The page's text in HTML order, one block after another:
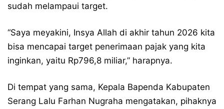
sudah melampaui target.
“Saya meyakini, Insya Allah di akhir tahun 2026 kita
bisa mencapai target penerimaan pajak yang kita
inginkan, yaitu Rp796,8 miliar,” harapnya.
Di tempat yang sama, Kepala Bapenda Kabupaten
Serang Lalu Farhan Nugraha mengatakan, pihaknya